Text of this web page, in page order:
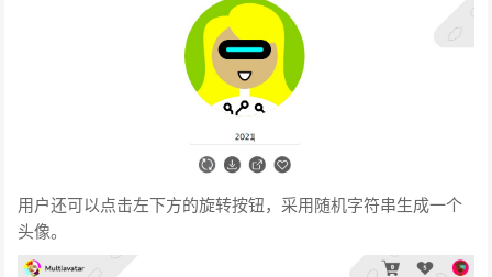
用户还可以点击左下方的旋转按钮，采用随机字符串生成一个
头像。